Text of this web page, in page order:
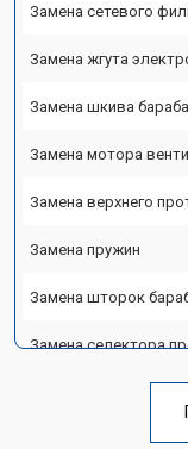
Замена сетевого
Замена жгута
Замена шкива
Замена мотора
Замена верхнего
Замена пружин
Замена шторок
Замена селектора
Замена опоры бака